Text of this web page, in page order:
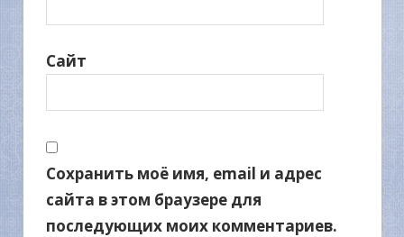
Сайт
Сохранить моё имя, email и адрес
сайта в этом браузере для
последующих моих комментариев.